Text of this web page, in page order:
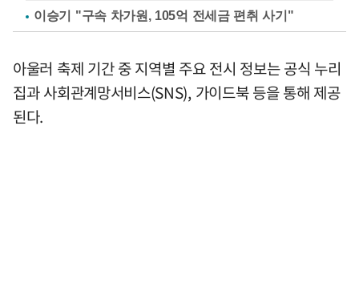
이승기 "구속 차가원, 105억 전세금 편취 사기"
아울러 축제 기간 중 지역별 주요 전시 정보는 공식 누리
집과 사회관계망서비스(SNS), 가이드북 등을 통해 제공
된다.